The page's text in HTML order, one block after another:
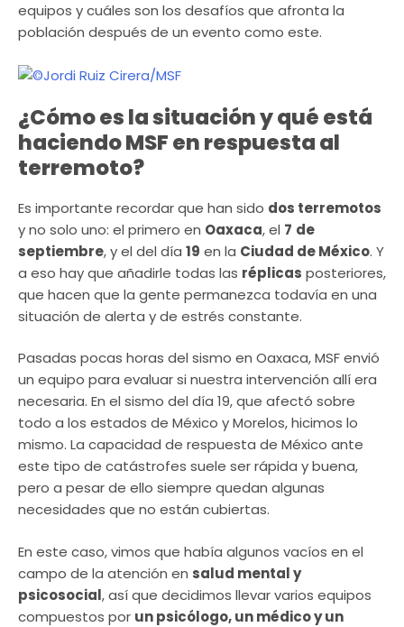
equipos y cuáles son los desafíos que afronta la
población después de un evento como este.
¿Cómo es la situación y qué está
haciendo MSF en respuesta al
terremoto?
Es importante recordar que han sido dos terremotos
y no solo uno: el primero en Oaxaca, el 7 de
septiembre, y el del día 19 en la Ciudad de México. Y
a eso hay que añadirle todas las réplicas posteriores,
que hacen que la gente permanezca todavía en una
situación de alerta y de estrés constante.
Pasadas pocas horas del sismo en Oaxaca, MSF envió
un equipo para evaluar si nuestra intervención allí era
necesaria. En el sismo del día 19, que afectó sobre
todo a los estados de México y Morelos, hicimos lo
mismo. La capacidad de respuesta de México ante
este tipo de catástrofes suele ser rápida y buena,
pero a pesar de ello siempre quedan algunas
necesidades que no están cubiertas.
En este caso, vimos que había algunos vacíos en el
campo de la atención en salud mental y
psicosocial, así que decidimos llevar varios equipos
compuestos por un psicólogo, un médico y un